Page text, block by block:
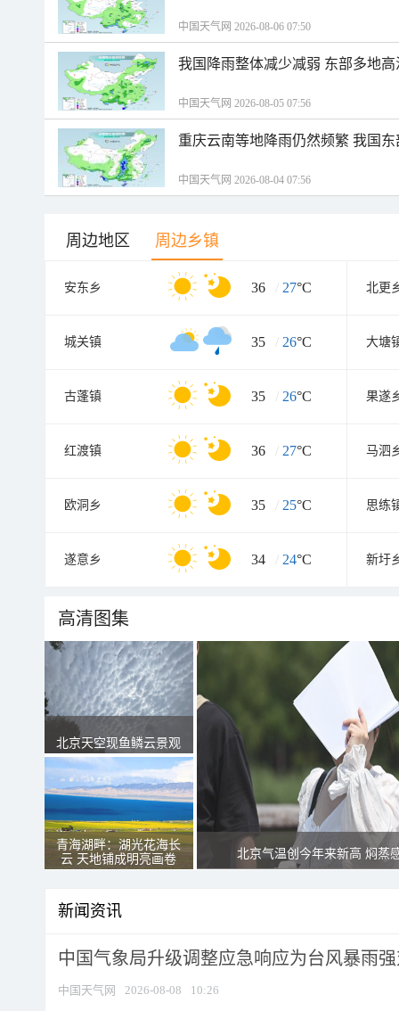
中国天气网 2026-08-06 07:50
我国降雨整体减少减弱 东部多地
中国天气网 2026-08-05 07:56
重庆云南等地降雨仍然频繁 我国
中国天气网 2026-08-04 07:56
周边地区 周边乡镇
安东乡 36 / 27°C 北更
城关镇 35 / 26°C 大塘
古蓬镇 35 / 26°C 果遂
红渡镇 36 / 27°C 马泗
欧洞乡 35 / 25°C 思练
遂意乡 34 / 24°C 新圩
高清图集
北京天空现鱼鳞云景观
青海湖畔：湖光花海长
云 天地铺成明亮画卷
北京气温创今年来新高 焖蒸
新闻资讯
中国气象局升级调整应急响应为台风暴雨
中国天气网 2026-08-08 10:26